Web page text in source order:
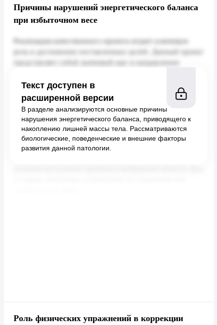
Причины нарушений энергетического баланса
при избыточном весе
Текст доступен в
расширенной версии
В разделе анализируются основные причины
нарушения энергетического баланса, приводящего к
накоплению лишней массы тела. Рассматриваются
биологические, поведенческие и внешние факторы
развития данной патологии.
Роль физических упражнений в коррекции